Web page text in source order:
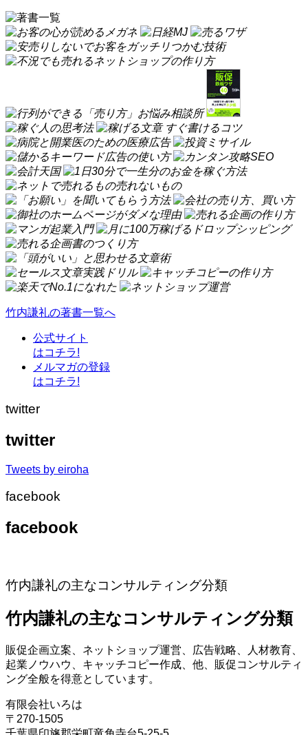
竹内謙礼の著書一覧へ
公式サイト
はコチラ!
メルマガの登録
はコチラ!
twitter
twitter
Tweets by eiroha
facebook
facebook
竹内謙礼の主なコンサルティング分類
竹内謙礼の主なコンサルティング分類
販促企画立案、ネットショップ運営、広告戦略、人材教育、
起業ノウハウ、キャッチコピー作成、他、販促コンサルティ
ング全般を得意としています。
有限会社いろは
〒270-1505